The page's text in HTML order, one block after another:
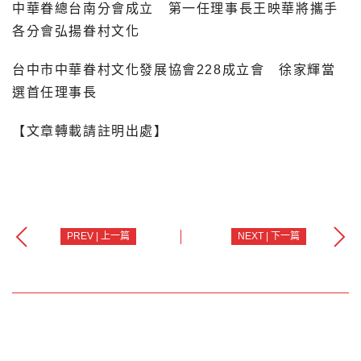
中華眷總台南分會成立 第一任理事長王映華將攜手
各分會弘揚眷村文化
台中市中華眷村文化發展協會228成立會 徐家輝當
選首任理事長
【文章轉載請註明出處】
PREV | 上一篇 NEXT | 下一篇